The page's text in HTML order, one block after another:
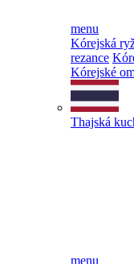
menu
Kórejská
rezance
Kórejské
Thajská
menu